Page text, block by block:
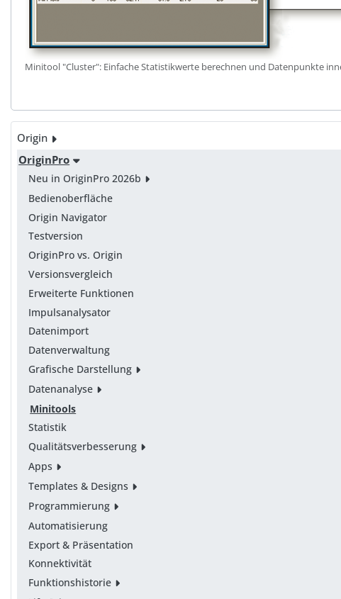
Origin
OriginPro
Neu in OriginPro 2026b
Bedienoberfläche
Origin Navigator
Testversion
OriginPro vs. Origin
Versionsvergleich
Erweiterte Funktionen
Impulsanalysator
Datenimport
Datenverwaltung
Grafische Darstellung
Datenanalyse
Minitools
Statistik
Qualitätsverbesserung
Apps
Templates & Designs
Programmierung
Automatisierung
Export & Präsentation
Konnektivität
Funktionshistorie
Minitool "Cluster": Einfache Statistikwerte berechnen und Datenpunkte